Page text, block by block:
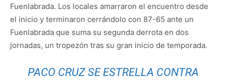
Fuenlabrada. Los locales amarraron el encuentro desde
el inicio y terminaron cerrándolo con 87-65 ante un
Fuenlabrada que suma su segunda derrota en dos
jornadas, un tropezón tras su gran inicio de temporada.
PACO CRUZ SE ESTRELLA CONTRA